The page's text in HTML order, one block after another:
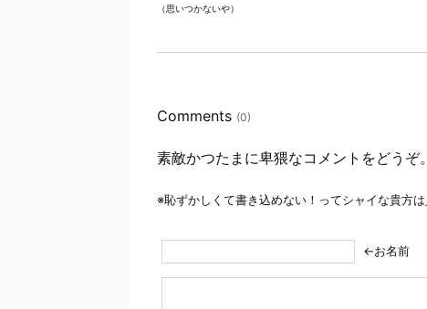
（思いつかないや）
Comments (0)
素敵かつたまに卑猥なコメントをどうぞ。
※恥ずかしくて書き込めない！ってシャイな貴方は
←お名前